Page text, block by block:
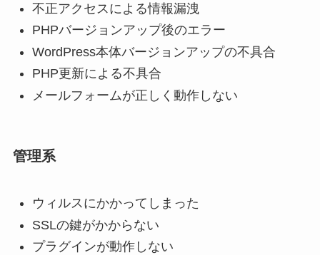
不正アクセスによる情報漏洩
PHPバージョンアップ後のエラー
WordPress本体バージョンアップの不具合
PHP更新による不具合
メールフォームが正しく動作しない
管理系
ウィルスにかかってしまった
SSLの鍵がかからない
プラグインが動作しない